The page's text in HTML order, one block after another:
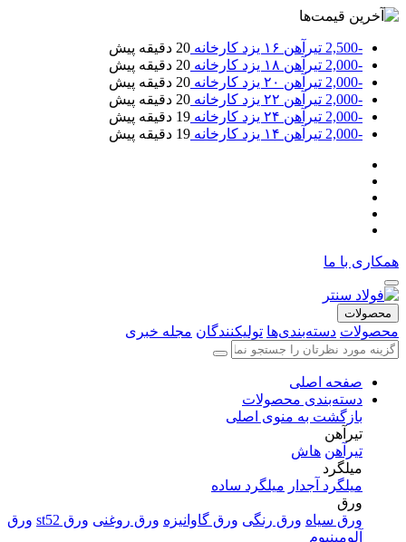
-2,500 تیرآهن ۱۶ یزد کارخانه
20 دقیقه پیش
-2,000
تیرآهن ۱۸ یزد کارخانه
20 دقیقه پیش
-2,000
تیرآهن ۲۰ یزد کارخانه
20 دقیقه پیش
-2,000
تیرآهن ۲۲ یزد کارخانه
20 دقیقه پیش
-2,000
تیرآهن ۲۴ یزد کارخانه
19 دقیقه پیش
-2,000
تیرآهن ۱۴ یزد کارخانه 19 دقیقه پیش
همکاری با ما
محصولات
محصولات دسته‌بندی‌ها تولیکنندگان مجله خبری
صفحه اصلی
دسته‌بندی محصولات
بازگشت به منوی اصلی
تیرآهن
تیرآهن هاش
میلگرد
میلگرد آجدار میلگرد ساده
ورق
ورق سیاه ورق رنگی ورق گاوانیزه ورق روغنی ورق st52
ورق
آلومینیوم